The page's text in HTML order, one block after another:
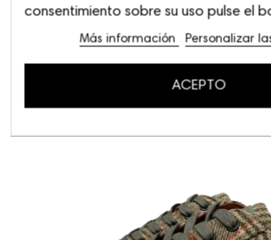
consentimiento sobre su uso pulse el
Más información Personalizar
ACEPTO